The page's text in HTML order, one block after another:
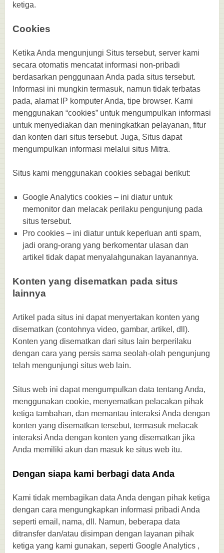
ketiga.
Cookies
Ketika Anda mengunjungi Situs tersebut, server kami
secara otomatis mencatat informasi non-pribadi
berdasarkan penggunaan Anda pada situs tersebut.
Informasi ini mungkin termasuk, namun tidak terbatas
pada, alamat IP komputer Anda, tipe browser. Kami
menggunakan “cookies” untuk mengumpulkan informasi
untuk menyediakan dan meningkatkan pelayanan, fitur
dan konten dari situs tersebut. Juga, Situs dapat
mengumpulkan informasi melalui situs Mitra.
Situs kami menggunakan cookies sebagai berikut:
Google Analytics cookies – ini diatur untuk
memonitor dan melacak perilaku pengunjung pada
situs tersebut.
Pro cookies – ini diatur untuk keperluan anti spam,
jadi orang-orang yang berkomentar ulasan dan
artikel tidak dapat menyalahgunakan layanannya.
Konten yang disematkan pada situs
lainnya
Artikel pada situs ini dapat menyertakan konten yang
disematkan (contohnya video, gambar, artikel, dll).
Konten yang disematkan dari situs lain berperilaku
dengan cara yang persis sama seolah-olah pengunjung
telah mengunjungi situs web lain.
Situs web ini dapat mengumpulkan data tentang Anda,
menggunakan cookie, menyematkan pelacakan pihak
ketiga tambahan, dan memantau interaksi Anda dengan
konten yang disematkan tersebut, termasuk melacak
interaksi Anda dengan konten yang disematkan jika
Anda memiliki akun dan masuk ke situs web itu.
Dengan siapa kami berbagi data Anda
Kami tidak membagikan data Anda dengan pihak ketiga
dengan cara mengungkapkan informasi pribadi Anda
seperti email, nama, dll. Namun, beberapa data
ditransfer dan/atau disimpan dengan layanan pihak
ketiga yang kami gunakan, seperti Google Analytics ,